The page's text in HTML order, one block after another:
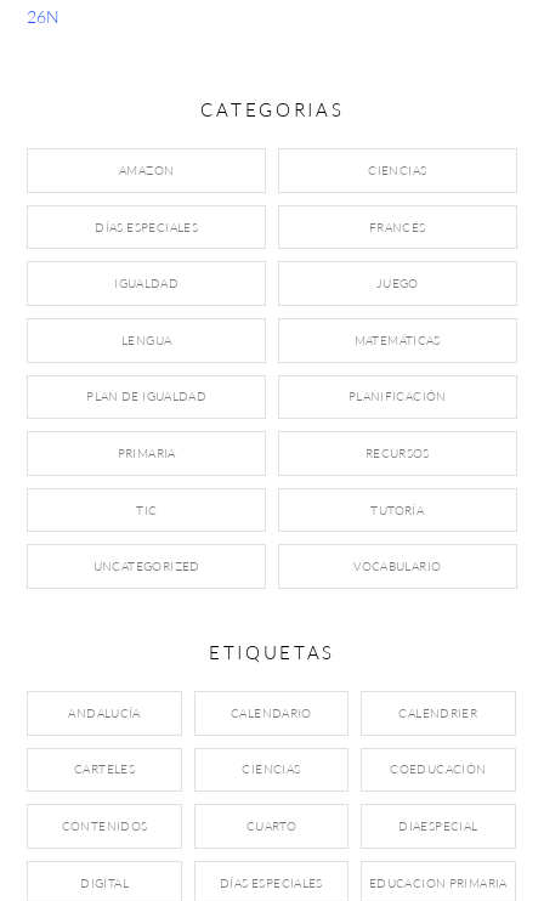
CATEGORIAS
AMAZON CIENCIAS
DÍAS ESPECIALES FRANCÉS
IGUALDAD JUEGO
LENGUA MATEMÁTICAS
PLAN DE IGUALDAD PLANIFICACIÓN
PRIMARIA RECURSOS
TIC TUTORÍA
UNCATEGORIZED VOCABULARIO
ETIQUETAS
ANDALUCÍA CALENDARIO CALENDRIER
CARTELES CIENCIAS COEDUCACIÓN
CONTENIDOS CUARTO DIAESPECIAL
DIGITAL DÍAS ESPECIALES EDUCACION PRIMARIA